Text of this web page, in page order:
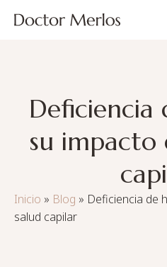
Deficiencia
su impacto
Inicio » Blog » Deficiencia de
salud capilar